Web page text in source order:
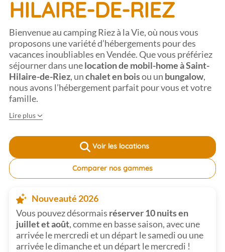
HILAIRE-DE-RIEZ
Bienvenue au camping Riez à la Vie, où nous vous
proposons une variété d’hébergements pour des
vacances inoubliables en Vendée. Que vous préfériez
séjourner dans unelocation de mobil-home à Saint-
Hilaire-de-Riez, unchalet en boisou un bungalow,
nous avons l’hébergement parfait pour vous et votre
famille.
Lire plus
Voir les locations
Comparer nos gammes
Nouveauté 2026
Vous pouvez désormais réserver 10 nuits en
juillet et août, comme en basse saison, avec une
arrivée le mercredi et un départ le samedi ou une
arrivée le dimanche et un départ le mercredi !